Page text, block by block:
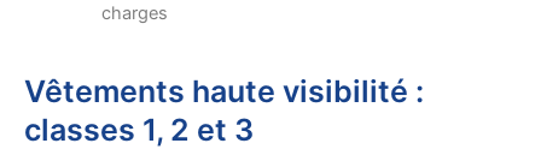
charges
Vêtements haute visibilité :
classes 1, 2 et 3